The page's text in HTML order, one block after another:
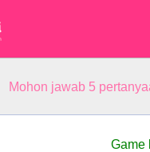
Mohon jawab 5
Game